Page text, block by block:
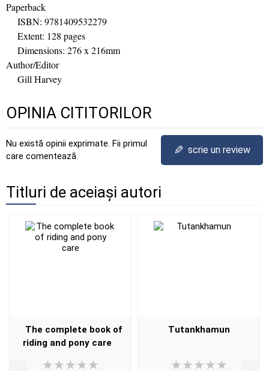
Paperback
ISBN: 9781409532279
Extent: 128 pages
Dimensions: 276 x 216mm
Author/Editor
Gill Harvey
OPINIA CITITORILOR
Nu există opinii exprimate. Fii primul
care comentează.
✎ scrie un review
Titluri de aceiași autori
The complete book of
riding and pony care
Tutankhamun